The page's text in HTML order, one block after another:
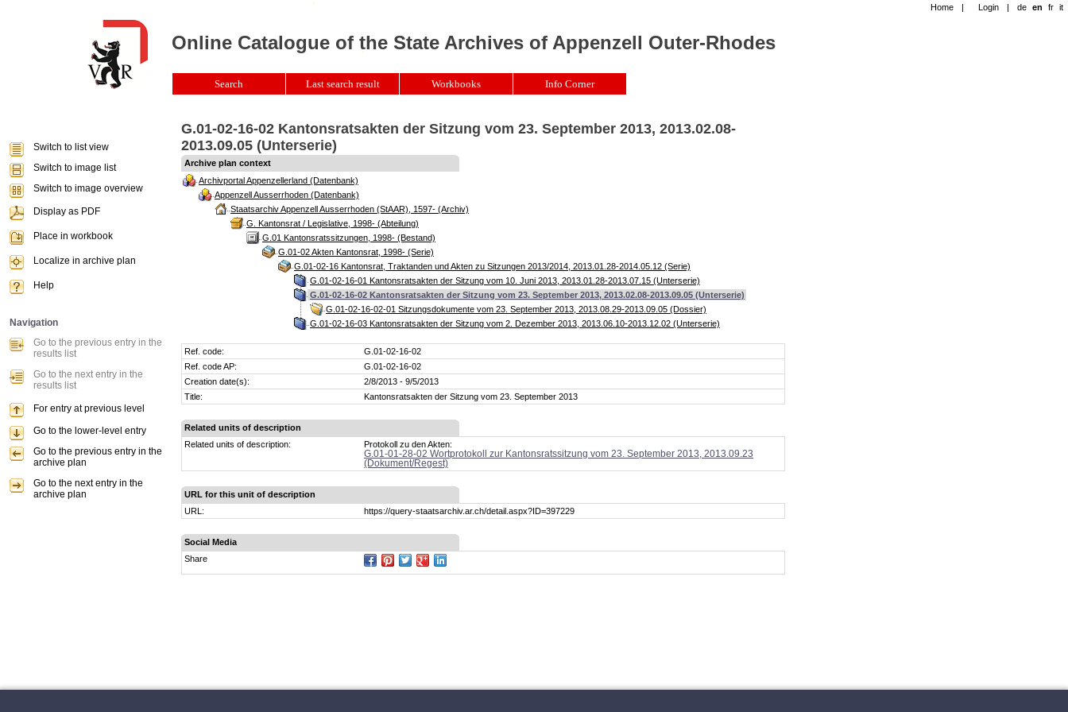
G.01-02-16-02 Kantonsratsakten der Sitzung vom 23. September 2013, 2013.02.08-
2013.09.05 (Unterserie)
Archive plan context
Archivportal Appenzellerland (Datenbank)
Appenzell Ausserrhoden (Datenbank)
Staatsarchiv Appenzell Ausserrhoden (StAAR), 1597- (Archiv)
G. Kantonsrat / Legislative, 1998- (Abteilung)
G.01 Kantonsratssitzungen, 1998- (Bestand)
G.01-02 Akten Kantonsrat, 1998- (Serie)
G.01-02-16 Kantonsrat, Traktanden und Akten zu Sitzungen 2013/2014, 2013.01.28-2014.05.12 (Serie)
G.01-02-16-01 Kantonsratsakten der Sitzung vom 10. Juni 2013, 2013.01.28-2013.07.15 (Unterserie)
G.01-02-16-02 Kantonsratsakten der Sitzung vom 23. September 2013, 2013.02.08-2013.09.05 (Unterserie)
G.01-02-16-02-01 Sitzungsdokumente vom 23. September 2013, 2013.08.29-2013.09.05 (Dossier)
G.01-02-16-03 Kantonsratsakten der Sitzung vom 2. Dezember 2013, 2013.06.10-2013.12.02 (Unterserie)
Ref. code:
G.01-02-16-02
Ref. code AP:
G.01-02-16-02
Creation date(s):
2/8/2013 - 9/5/2013
Title:
Kantonsratsakten der Sitzung vom 23. September 2013
Related units of description
Related units of description:
Protokoll zu den Akten:
G.01-01-28-02 Wortprotokoll zur Kantonsratssitzung vom 23. September 2013, 2013.09.23
(Dokument/Regest)
URL for this unit of description
URL:
https://query-staatsarchiv.ar.ch/detail.aspx?ID=397229
Social Media
Share
Home | Login | de en fr it
Online Catalogue of the State Archives of Appenzell Outer-Rhodes
Search Last search result Workbooks Info Corner
Switch to list view
Switch to image list
Switch to image overview
Display as PDF
Place in workbook
Localize in archive plan
Help
Navigation
Go to the previous entry in the
results list
Go to the next entry in the
results list
For entry at previous level
Go to the lower-level entry
Go to the previous entry in the
archive plan
Go to the next entry in the
archive plan